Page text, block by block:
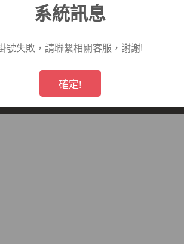
看診病症參考 就醫指南
仁愛醫院所有,未經授權,禁止轉載.
系統訊息
號失敗，請聯繫相關客服，謝謝!
確定!